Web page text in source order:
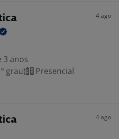
4 ago
3 anos
grau)
Presencial
4 ago